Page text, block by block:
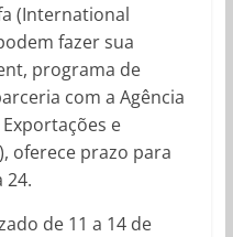
(International
fazer sua
programa de
com a Agência
e
oferece prazo para
24.
de 11 a 14 de